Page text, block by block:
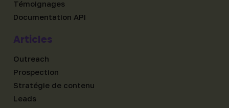
Témoignages
Documentation API
Articles
Outreach
Prospection
Stratégie de contenu
Leads